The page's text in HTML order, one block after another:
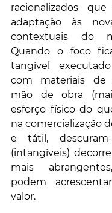
racionalizados
adaptação às
contextuais do
Quando o foco
tangível
com materiais de
mão de obra
esforço físico do
na comercialização
e tátil, descuram-
(intangíveis)
mais
podem
valor.